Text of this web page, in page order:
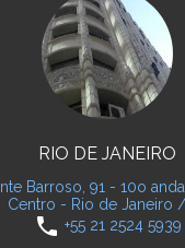
RIO DE JANEIRO
Barroso, 91 - 10o
Centro - Rio de Janeiro
phone +55 21 2524 5939